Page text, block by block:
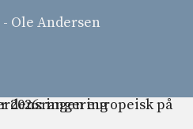
- Ole Andersen